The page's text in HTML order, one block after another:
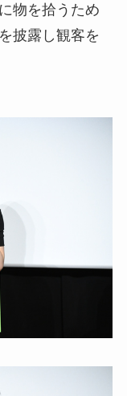
物を拾うため
披露し観客を